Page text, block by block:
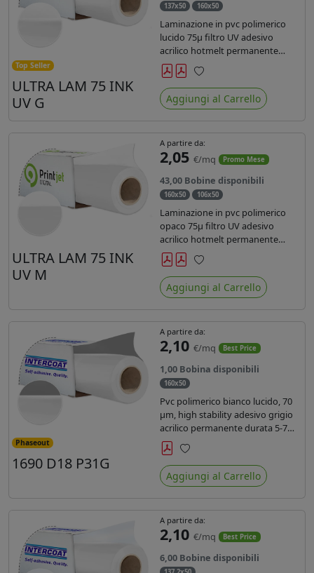
Top Seller
ULTRA LAM 75 INK
UV G
137x50 160x50
Laminazione in pvc polimerico
lucido 75µ filtro UV adesivo
acrilico hotmelt permanente
specifico per stampe con
inchiostri UV durata 7 anni indoor
e 5 outdoor. Dotato di certificato
ignifugo Bs1d0.
Preferiti
Aggiungi al Carrello
ULTRA LAM 75 INK
UV M
A partire da:
2,05 €/mq Promo Mese
43,00 Bobine disponibili
160x50 106x50
Laminazione in pvc polimerico
opaco 75µ filtro UV adesivo
acrilico hotmelt permanente
specifico per stampe con
inchiostri UV durata 7 anni indoor
e 5 outdoor. Dotato di certificato
ignifugo Bs1d0.
Preferiti
Aggiungi al Carrello
Phaseout
1690 D18 P31G
A partire da:
2,10 €/mq Best Price
1,00 Bobina disponibili
160x50
Pvc polimerico bianco lucido, 70
µm, high stability adesivo grigio
acrilico permanente durata 5-7
anni, per stampe con inchiostri
solvente, ecosolvente, UV e latex.
Preferiti
Aggiungi al Carrello
A partire da:
2,10 €/mq Best Price
6,00 Bobine disponibili